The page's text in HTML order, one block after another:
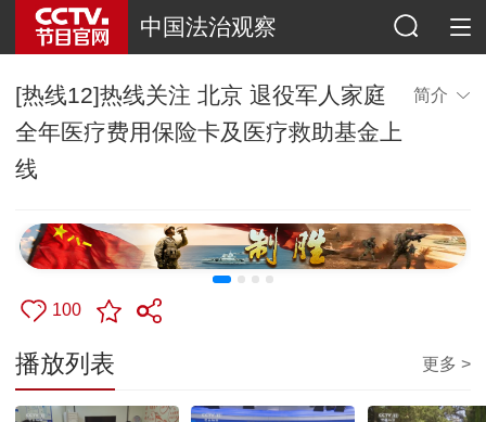
中国法治观察
[热线12]热线关注 北京 退役军人家庭
全年医疗费用保险卡及医疗救助基金上
线
简介
100
播放列表 更多 >